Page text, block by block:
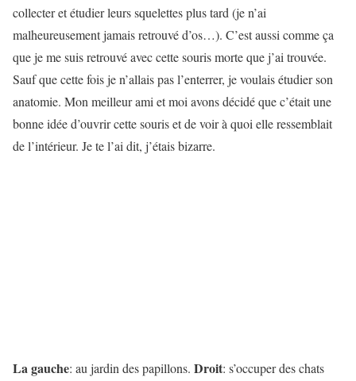
collecter et étudier leurs squelettes plus tard (je n’ai
malheureusement jamais retrouvé d’os…). C’est aussi comme ça
que je me suis retrouvé avec cette souris morte que j’ai trouvée.
Sauf que cette fois je n’allais pas l’enterrer, je voulais étudier son
anatomie. Mon meilleur ami et moi avons décidé que c’était une
bonne idée d’ouvrir cette souris et de voir à quoi elle ressemblait
de l’intérieur. Je te l’ai dit, j’étais bizarre.
La gauche: au jardin des papillons. Droit: s’occuper des chats